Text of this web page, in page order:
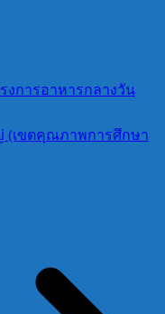
งการอาหารกลางวัน
(เขตคุณภาพการศึกษา